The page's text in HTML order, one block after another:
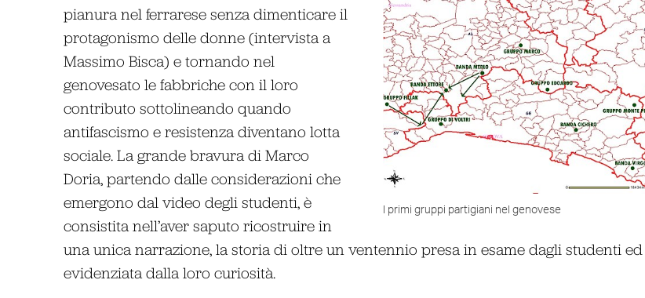
I primi gruppi partigiani nel genovese
pianura nel ferrarese senza dimenticare il
protagonismo delle donne (intervista a
Massimo Bisca) e tornando nel
genovesato le fabbriche con il loro
contributo sottolineando quando
antifascismo e resistenza diventano lotta
sociale. La grande bravura di Marco
Doria, partendo dalle considerazioni che
emergono dal video degli studenti, è
consistita nell’aver saputo ricostruire in
una unica narrazione, la storia di oltre un ventennio presa in esame dagli studenti ed
evidenziata dalla loro curiosità.